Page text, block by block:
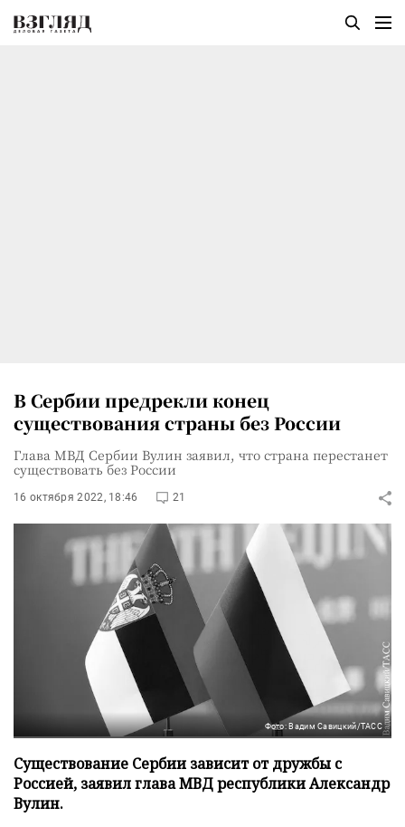
В Сербии предрекли конец
существования страны без России
Глава МВД Сербии Вулин заявил, что страна перестанет
существовать без России
16 октября 2022, 18:46 21
Фото: Вадим Савицкий/ТАСС
Существование Сербии зависит от дружбы с
Россией, заявил глава МВД республики Александр
Вулин.